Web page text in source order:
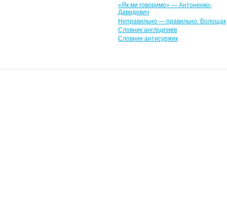
«Як ми говоримо» — Антоненко-
Давидович
Неправильно — правильно. Волощак
Словник англіцизмів
Словник-антисуржик